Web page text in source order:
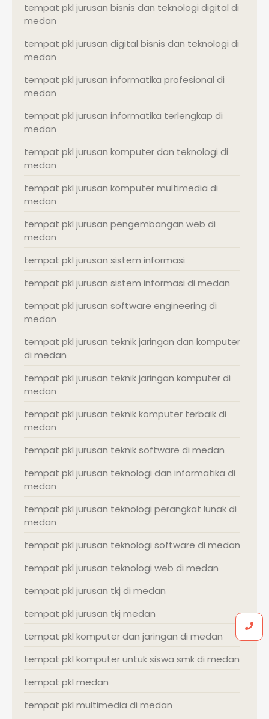
tempat pkl jurusan bisnis dan teknologi digital di
medan
tempat pkl jurusan digital bisnis dan teknologi di
medan
tempat pkl jurusan informatika profesional di
medan
tempat pkl jurusan informatika terlengkap di
medan
tempat pkl jurusan komputer dan teknologi di
medan
tempat pkl jurusan komputer multimedia di
medan
tempat pkl jurusan pengembangan web di
medan
tempat pkl jurusan sistem informasi
tempat pkl jurusan sistem informasi di medan
tempat pkl jurusan software engineering di
medan
tempat pkl jurusan teknik jaringan dan komputer
di medan
tempat pkl jurusan teknik jaringan komputer di
medan
tempat pkl jurusan teknik komputer terbaik di
medan
tempat pkl jurusan teknik software di medan
tempat pkl jurusan teknologi dan informatika di
medan
tempat pkl jurusan teknologi perangkat lunak di
medan
tempat pkl jurusan teknologi software di medan
tempat pkl jurusan teknologi web di medan
tempat pkl jurusan tkj di medan
tempat pkl jurusan tkj medan
tempat pkl komputer dan jaringan di medan
tempat pkl komputer untuk siswa smk di medan
tempat pkl medan
tempat pkl multimedia di medan